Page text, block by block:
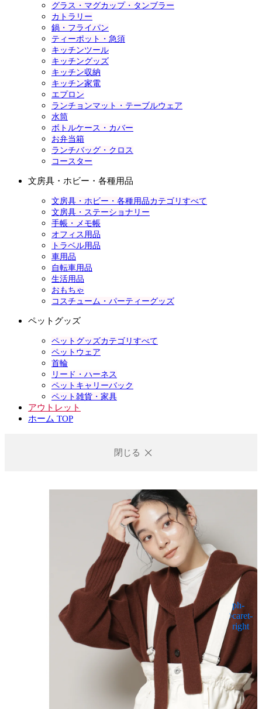
グラス・マグカップ・タンブラー
カトラリー
鍋・フライパン
ティーポット・急須
キッチンツール
キッチングッズ
キッチン収納
キッチン家電
エプロン
ランチョンマット・テーブルウェア
水筒
ボトルケース・カバー
お弁当箱
ランチバッグ・クロス
コースター
文房具・ホビー・各種用品
文房具・ホビー・各種用品カテゴリすべて
文房具・ステーショナリー
手帳・メモ帳
オフィス用品
トラベル用品
車用品
自転車用品
生活用品
おもちゃ
コスチューム・パーティーグッズ
ペットグッズ
ペットグッズカテゴリすべて
ペットウェア
首輪
リード・ハーネス
ペットキャリーバック
ペット雑貨・家具
アウトレット
ホーム TOP
閉じる